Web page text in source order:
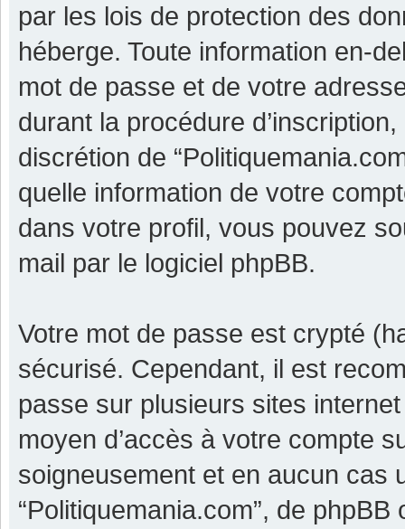
par les lois de protection des
héberge. Toute information en-
mot de passe et de votre
durant la procédure
discrétion de
quelle information de votre
dans votre profil, vous pouvez
mail par le logiciel phpBB.
Votre mot de passe est crypté
sécurisé. Cependant, il est
passe sur plusieurs sites
moyen d’accès à votre compte
soigneusement et en aucun cas
“Politiquemania.com”, de